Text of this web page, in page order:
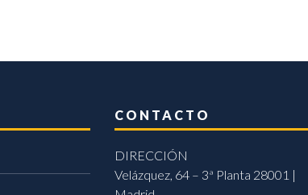
CONTACTO
DIRECCIÓN
Velázquez, 64 – 3ª Planta 28001 |